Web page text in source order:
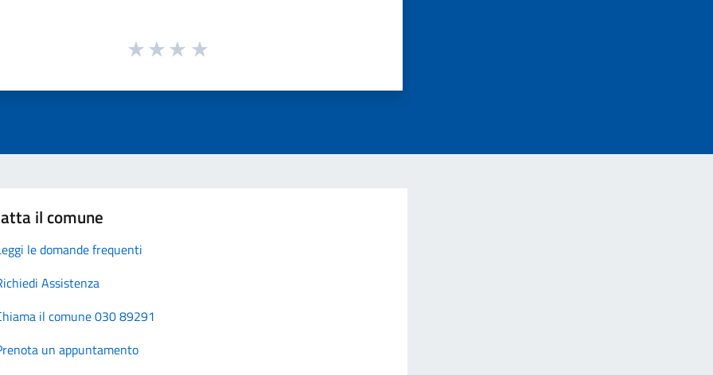
il comune
le domande frequenti
Assistenza
il comune 030 89291
un appuntamento